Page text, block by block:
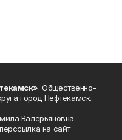
. Общественно-
город Нефтекамск.
Валерьяновна.
на сайт